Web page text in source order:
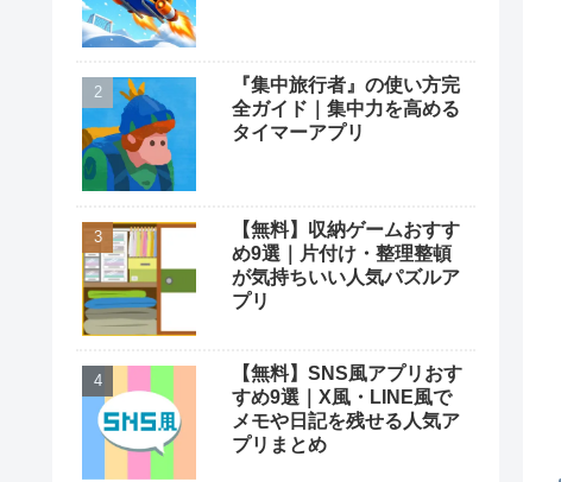
『集中旅行者』の使い方完
全ガイド｜集中力を高める
タイマーアプリ
【無料】収納ゲームおすす
め9選｜片付け・整理整頓
が気持ちいい人気パズルア
プリ
【無料】SNS風アプリおす
すめ9選｜X風・LINE風で
メモや日記を残せる人気ア
プリまとめ